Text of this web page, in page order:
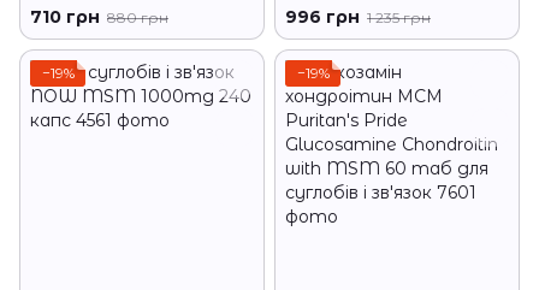
Chondroitin MSM 90
таб
710 грн 880 грн
60 таб
996 грн 1 235 грн
−19% −19%